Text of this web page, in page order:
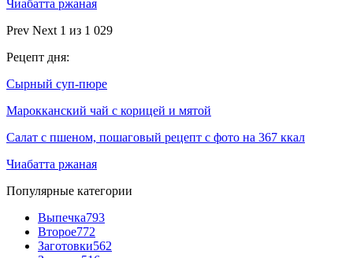
Чиабатта ржаная
Prev Next 1 из 1 029
Рецепт дня:
Сырный суп-пюре
Марокканский чай с корицей и мятой
Салат с пшеном, пошаговый рецепт с фото на 367 ккал
Чиабатта ржаная
Популярные категории
Выпечка793
Второе772
Заготовки562